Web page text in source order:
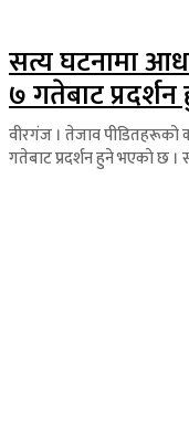
सत्य घटनामा
७ गतेबाट
वीरगंज । तेजाव पीडितहरूको
गतेबाट प्रदर्शन हुने भएकाे छ